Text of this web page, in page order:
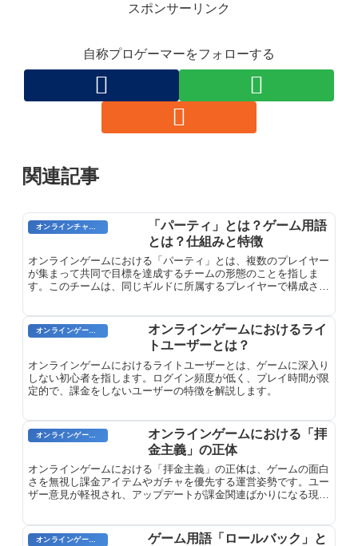
スポンサーリンク
自称プロゲーマーをフォローする
関連記事
「パーティ」とは？ゲーム用語
とは？仕組みと特徴
オンラインゲームにおける「パーティ」とは、複数のプレイヤー
が集まって共同で目標を達成するチームの形態のことを指しま
す。このチームは、同じギルドに所属するプレイヤーで構成され
ヤー間のコミュニケーションや協力を通じて、困難なクエストや
ボス戦を攻略することです。
オンラインゲーム用語
オンラインゲームにおけるライ
トユーザーとは？
オンラインゲームにおけるライトユーザーとは、ゲームに深入り
しない初心者を指します。ログイン頻度が低く、プレイ時間が限
定的で、課金をしないユーザーの特徴を解説します。
オンラインゲームにおける「拝
金主義」の正体
オンラインゲームにおける「拝金主義」の正体は、ゲームの面白
さを無視し課金アイテムやガチャを優先する運営姿勢です。ユー
ザー意見が軽視され、アップデートが課金関連ばかりになる現象
ゲーム用語「ロールバック」と